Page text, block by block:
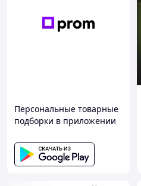
Персональные товарные
подборки в приложении